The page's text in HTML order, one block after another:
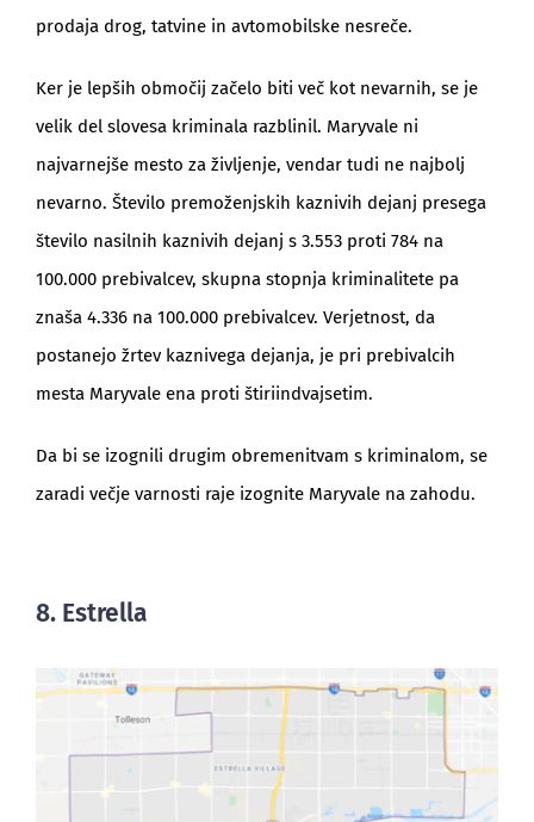
prodaja drog, tatvine in avtomobilske nesreče.
Ker je lepših območij začelo biti več kot nevarnih, se je
velik del slovesa kriminala razblinil. Maryvale ni
najvarnejše mesto za življenje, vendar tudi ne najbolj
nevarno. Število premoženjskih kaznivih dejanj presega
število nasilnih kaznivih dejanj s 3.553 proti 784 na
100.000 prebivalcev, skupna stopnja kriminalitete pa
znaša 4.336 na 100.000 prebivalcev. Verjetnost, da
postanejo žrtev kaznivega dejanja, je pri prebivalcih
mesta Maryvale ena proti štiriindvajsetim.
Da bi se izognili drugim obremenitvam s kriminalom, se
zaradi večje varnosti raje izognite Maryvale na zahodu.
8. Estrella